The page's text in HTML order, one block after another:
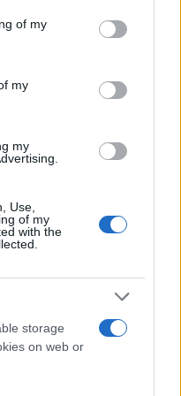
You may click to
its third-party tags to
in below Google
of my
my
my
Use,
of my
with the
storage
on web or
που σχηματίσθηκε
Εισαγγελέα
την αποφυγή
επιτήδειους,
πείσουν για την
με το πρόσχημα